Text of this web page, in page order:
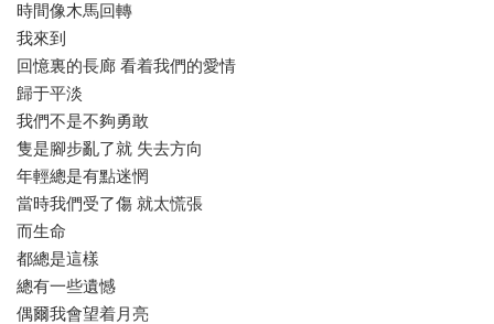
時間像木馬回轉
我來到
回憶裏的長廊 看着我們的愛情
歸于平淡
我們不是不夠勇敢
隻是腳步亂了就 失去方向
年輕總是有點迷惘
當時我們受了傷 就太慌張
而生命
都總是這樣
總有一些遺憾
偶爾我會望着月亮